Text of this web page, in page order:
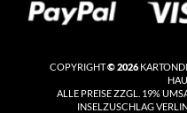
COPYRIGHT© 2026
ALLE PREISE ZZGL. 19%
INSELZUSCHLAG